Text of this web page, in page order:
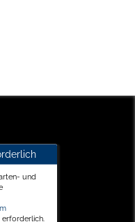
und
erforderlich.